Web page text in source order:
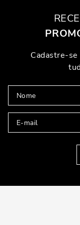
do que uma sandália
vestidos com fenda ou
sensualidade sem
COMO
ALTURA DO
que também garantem
adianta estar linda e
descubra qual funciona
Cada detalhe conta!
Se você é mais
Cadastre-se